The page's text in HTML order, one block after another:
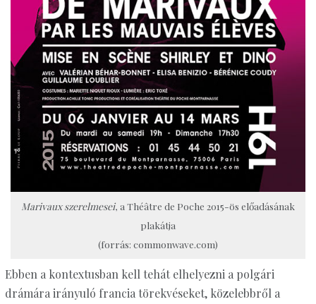
Marivaux szerelmesei, a Théâtre de Poche 2015-ös előadásának
plakátja
(forrás: commonwave.com)
Ebben a kontextusban kell tehát elhelyezni a polgári
drámára irányuló francia törekvéseket, közelebbről a